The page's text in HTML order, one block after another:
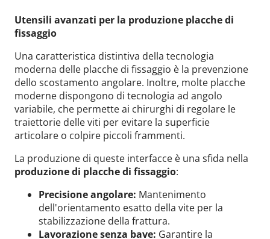
Utensili avanzati per la produzione placche di
fissaggio
Una caratteristica distintiva della tecnologia
moderna delle placche di fissaggio è la prevenzione
dello scostamento angolare. Inoltre, molte placche
moderne dispongono di tecnologia ad angolo
variabile, che permette ai chirurghi di regolare le
traiettorie delle viti per evitare la superficie
articolare o colpire piccoli frammenti.
La produzione di queste interfacce è una sfida nella
produzione di placche di fissaggio:
Precisione angolare: Mantenimento
dell'orientamento esatto della vite per la
stabilizzazione della frattura.
Lavorazione senza bave: Garantire la